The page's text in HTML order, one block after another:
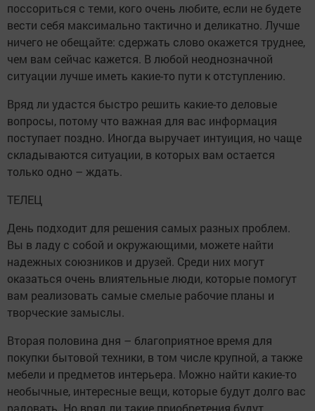
поссориться с теми, кого очень любите, если не будете
вести себя максимально тактично и деликатно. Лучше
ничего не обещайте: сдержать слово окажется труднее,
чем вам сейчас кажется. В любой неоднозначной
ситуации лучше иметь какие-то пути к отступлению.
Вряд ли удастся быстро решить какие-то деловые
вопросы, потому что важная для вас информация
поступает поздно. Иногда выручает интуиция, но чаще
складываются ситуации, в которых вам остается
только одно – ждать.
ТЕЛЕЦ
День подходит для решения самых разных проблем.
Вы в ладу с собой и окружающими, можете найти
надежных союзников и друзей. Среди них могут
оказаться очень влиятельные люди, которые помогут
вам реализовать самые смелые рабочие планы и
творческие замыслы.
Вторая половина дня – благоприятное время для
покупки бытовой техники, в том числе крупной, а также
мебели и предметов интерьера. Можно найти какие-то
необычные, интересные вещи, которые будут долго вас